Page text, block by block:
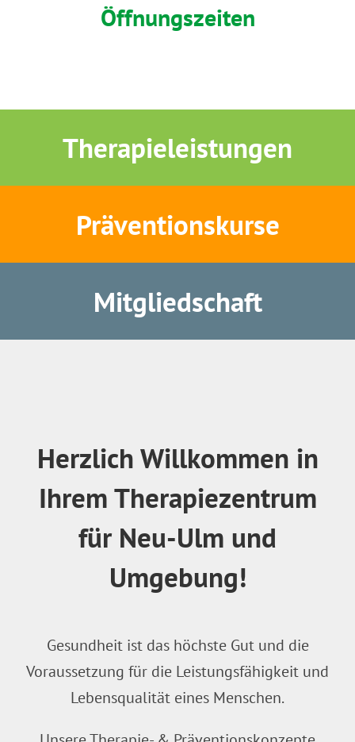
Öffnungszeiten
Therapieleistungen
Präventionskurse
Mitgliedschaft
Herzlich Willkommen in
Ihrem Therapiezentrum
für Neu-Ulm und
Umgebung!
Gesundheit ist das höchste Gut und die
Voraussetzung für die Leistungsfähigkeit und
Lebensqualität eines Menschen.